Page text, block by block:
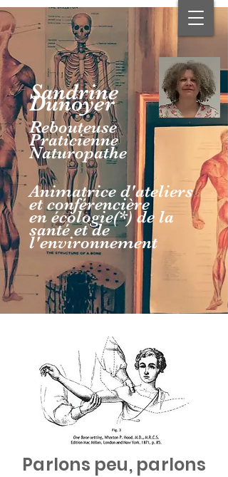
Sandrine
Dunoyer
Rebouteuse
Praticienne
Naturopathe
Animatrice d'ateliers
et conférencière
en écologie(*) de la
santé et de
l'environnement
Parlons peu, parlons